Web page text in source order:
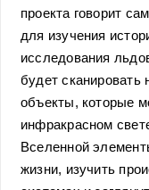
проекта говорит
для изучения
исследования
будет сканировать
объекты, которые
инфракрасном
Вселенной
жизни, изучить